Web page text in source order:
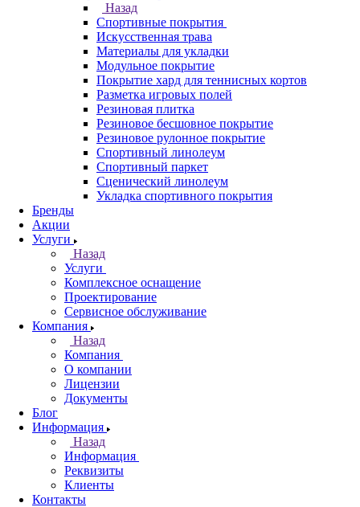
Назад
Спортивные покрытия
Искусственная трава
Материалы для укладки
Модульное покрытие
Покрытие хард для теннисных кортов
Разметка игровых полей
Резиновая плитка
Резиновое бесшовное покрытие
Резиновое рулонное покрытие
Спортивный линолеум
Спортивный паркет
Сценический линолеум
Укладка спортивного покрытия
Бренды
Акции
Услуги
Назад
Услуги
Комплексное оснащение
Проектирование
Сервисное обслуживание
Компания
Назад
Компания
О компании
Лицензии
Документы
Блог
Информация
Назад
Информация
Реквизиты
Клиенты
Контакты